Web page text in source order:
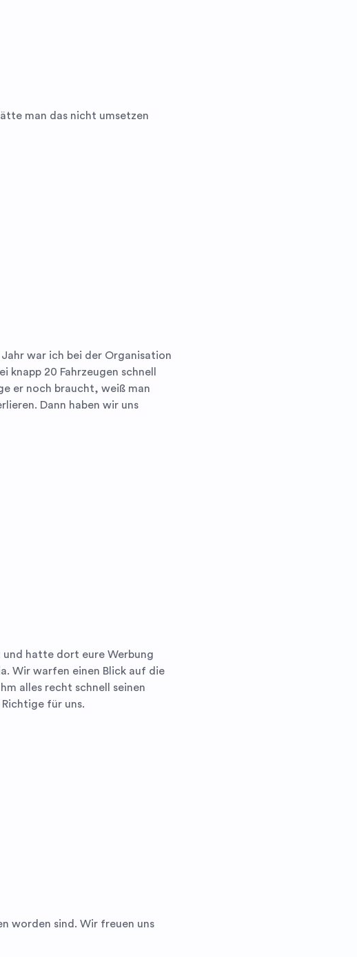
man das nicht umsetzen
war ich bei der Organisation
20 Fahrzeugen schnell
er noch braucht, weiß man
Dann haben wir uns
und hatte dort eure Werbung
Wir warfen einen Blick auf die
alles recht schnell seinen
für uns.
worden sind. Wir freuen uns